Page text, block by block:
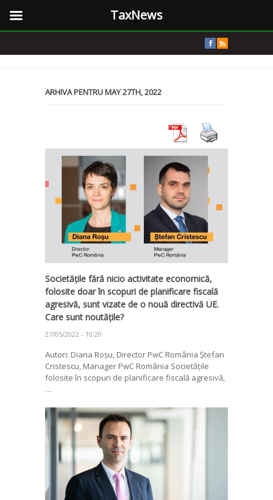
ARHIVA PENTRU MAY 27TH, 2022
Societățile fără nicio activitate economică,
folosite doar în scopuri de planificare fiscală
agresivă, sunt vizate de o nouă directivă UE.
Care sunt noutățile?
27/05/2022 - 10:20
Autori: Diana Roșu, Director PwC România Ștefan
Cristescu, Manager PwC România Societățile
folosite în scopuri de planificare fiscală agresivă,
…
TaxNews